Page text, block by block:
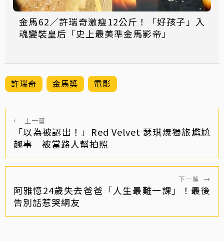
金馬62／許瑞奇激瘦12公斤！「好孩子」入
魂變裝皇后「史上最美準金馬影帝」
許瑞奇 金馬獎 電影
← 上一篇
「以為被認出！」Red Velvet 瑟琪爆獨旅尷尬
趣事 被當路人幫拍照
下一篇 →
阿雅憶24歲失去爸爸「人生最難一課」！最後
告別話惹哭網友